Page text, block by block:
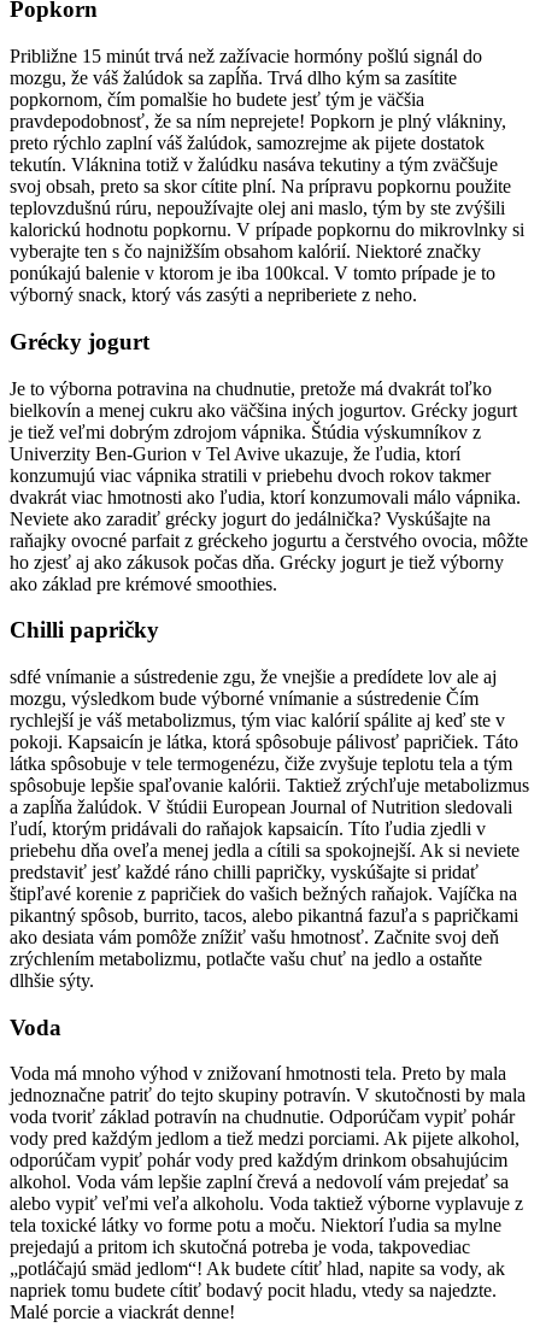
Popkorn
Približne 15 minút trvá než zažívacie hormóny pošlú signál do
mozgu, že váš žalúdok sa zapĺňa. Trvá dlho kým sa zasítite
popkornom, čím pomalšie ho budete jesť tým je väčšia
pravdepodobnosť, že sa ním neprejete! Popkorn je plný vlákniny,
preto rýchlo zaplní váš žalúdok, samozrejme ak pijete dostatok
tekutín. Vláknina totiž v žalúdku nasáva tekutiny a tým zväčšuje
svoj obsah, preto sa skor cítite plní. Na prípravu popkornu použite
teplovzdušnú rúru, nepoužívajte olej ani maslo, tým by ste zvýšili
kalorickú hodnotu popkornu. V prípade popkornu do mikrovlnky si
vyberajte ten s čo najnižším obsahom kalórií. Niektoré značky
ponúkajú balenie v ktorom je iba 100kcal. V tomto prípade je to
výborný snack, ktorý vás zasýti a nepriberiete z neho.
Grécky jogurt
Je to výborna potravina na chudnutie, pretože má dvakrát toľko
bielkovín a menej cukru ako väčšina iných jogurtov. Grécky jogurt
je tiež veľmi dobrým zdrojom vápnika. Štúdia výskumníkov z
Univerzity Ben-Gurion v Tel Avive ukazuje, že ľudia, ktorí
konzumujú viac vápnika stratili v priebehu dvoch rokov takmer
dvakrát viac hmotnosti ako ľudia, ktorí konzumovali málo vápnika.
Neviete ako zaradiť grécky jogurt do jedálnička? Vyskúšajte na
raňajky ovocné parfait z gréckeho jogurtu a čerstvého ovocia, môžte
ho zjesť aj ako zákusok počas dňa. Grécky jogurt je tiež výborny
ako základ pre krémové smoothies.
Chilli papričky
sdfé vnímanie a sústredenie zgu, že vnejšie a predídete lov ale aj
mozgu, výsledkom bude výborné vnímanie a sústredenie Čím
rychlejší je váš metabolizmus, tým viac kalórií spálite aj keď ste v
pokoji. Kapsaicín je látka, ktorá spôsobuje pálivosť papričiek. Táto
látka spôsobuje v tele termogenézu, čiže zvyšuje teplotu tela a tým
spôsobuje lepšie spaľovanie kalórii. Taktiež zrýchľuje metabolizmus
a zapĺňa žalúdok. V štúdii European Journal of Nutrition sledovali
ľudí, ktorým pridávali do raňajok kapsaicín. Títo ľudia zjedli v
priebehu dňa oveľa menej jedla a cítili sa spokojnejší. Ak si neviete
predstaviť jesť každé ráno chilli papričky, vyskúšajte si pridať
štipľavé korenie z papričiek do vašich bežných raňajok. Vajíčka na
pikantný spôsob, burrito, tacos, alebo pikantná fazuľa s papričkami
ako desiata vám pomôže znížiť vašu hmotnosť. Začnite svoj deň
zrýchlením metabolizmu, potlačte vašu chuť na jedlo a ostaňte
dlhšie sýty.
Voda
Voda má mnoho výhod v znižovaní hmotnosti tela. Preto by mala
jednoznačne patriť do tejto skupiny potravín. V skutočnosti by mala
voda tvoriť základ potravín na chudnutie. Odporúčam vypiť pohár
vody pred každým jedlom a tiež medzi porciami. Ak pijete alkohol,
odporúčam vypiť pohár vody pred každým drinkom obsahujúcim
alkohol. Voda vám lepšie zaplní črevá a nedovolí vám prejedať sa
alebo vypiť veľmi veľa alkoholu. Voda taktiež výborne vyplavuje z
tela toxické látky vo forme potu a moču. Niektorí ľudia sa mylne
prejedajú a pritom ich skutočná potreba je voda, takpovediac
„potláčajú smäd jedlom“! Ak budete cítiť hlad, napite sa vody, ak
napriek tomu budete cítiť bodavý pocit hladu, vtedy sa najedzte.
Malé porcie a viackrát denne!